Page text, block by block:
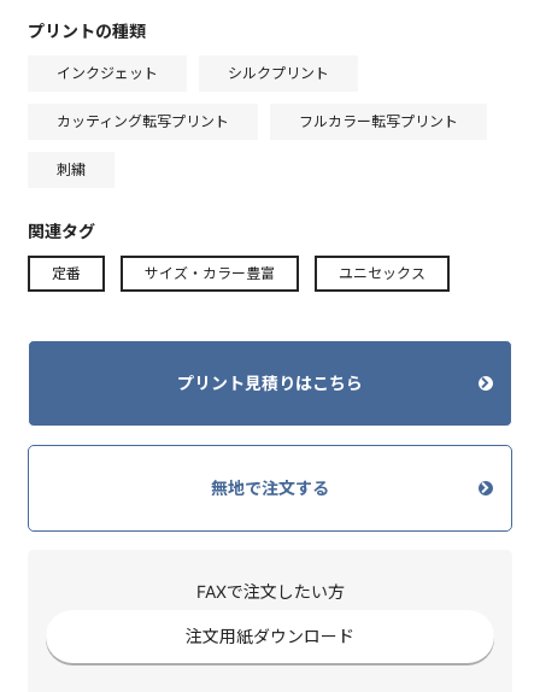
プリントの種類
インクジェット シルクプリント
カッティング転写プリント フルカラー転写プリント
刺繍
関連タグ
定番 サイズ・カラー豊富 ユニセックス
プリント見積りはこちら
無地で注文する
FAXで注文したい方
注文用紙ダウンロード